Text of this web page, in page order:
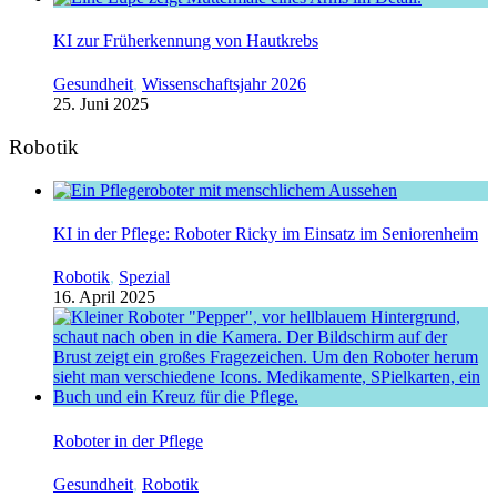
KI zur Früherkennung von Hautkrebs
Gesundheit, Wissenschaftsjahr 2026
25. Juni 2025
Robotik
KI in der Pflege: Roboter Ricky im Einsatz im Seniorenheim
Robotik, Spezial
16. April 2025
Roboter in der Pflege
Gesundheit, Robotik